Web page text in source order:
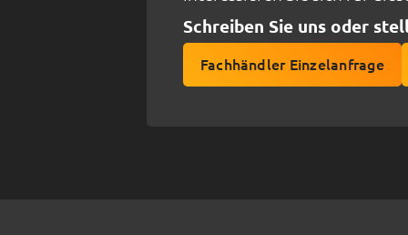
Schreiben Sie uns oder
Fachhändler Einzelanfrage